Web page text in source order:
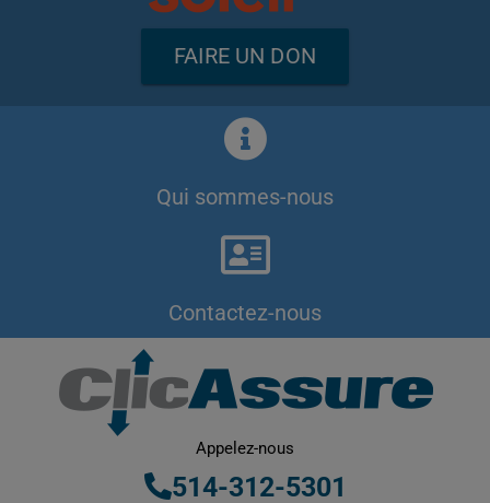
FAIRE UN DON
Qui sommes-nous
Contactez-nous
Appelez-nous
514-312-5301